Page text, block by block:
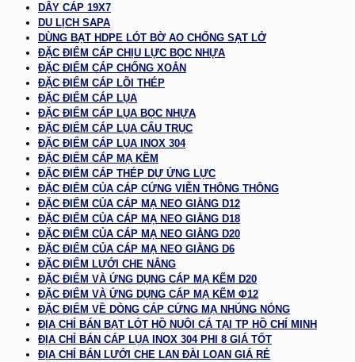
DÂY CÁP 19X7
DU LỊCH SAPA
DÙNG BẠT HDPE LÓT BỜ AO CHỐNG SẠT LỞ
ĐẶC ĐIỂM CÁP CHỊU LỰC BỌC NHỰA
ĐẶC ĐIỂM CÁP CHỐNG XOẮN
ĐẶC ĐIỂM CÁP LÕI THÉP
ĐẶC ĐIỂM CÁP LỤA
ĐẶC ĐIỂM CÁP LỤA BỌC NHỰA
ĐẶC ĐIỂM CÁP LỤA CẨU TRỤC
ĐẶC ĐIỂM CÁP LỤA INOX 304
ĐẶC ĐIỂM CÁP MẠ KẼM
ĐẶC ĐIỂM CÁP THÉP DỰ ỨNG LỰC
ĐẶC ĐIỂM CỦA CÁP CỨNG VIỄN THÔNG THÔNG
ĐẶC ĐIỂM CỦA CÁP MẠ NEO GIẰNG D12
ĐẶC ĐIỂM CỦA CÁP MẠ NEO GIẰNG D18
ĐẶC ĐIỂM CỦA CÁP MẠ NEO GIẰNG D20
ĐẶC ĐIỂM CỦA CÁP MẠ NEO GIẰNG D6
ĐẶC ĐIỂM LƯỚI CHE NẮNG
ĐẶC ĐIỂM VÀ ỨNG DỤNG CÁP MẠ KẼM D20
ĐẶC ĐIỂM VÀ ỨNG DỤNG CÁP MẠ KẼM Φ12
ĐẶC ĐIỂM VỀ DÒNG CÁP CỨNG MẠ NHÚNG NÓNG
ĐỊA CHỈ BÁN BẠT LÓT HỒ NUÔI CÁ TẠI TP HỒ CHÍ MINH
ĐỊA CHỈ BÁN CÁP LỤA INOX 304 PHI 8 GIÁ TỐT
ĐỊA CHỈ BÁN LƯỚI CHE LAN ĐÀI LOAN GIÁ RẺ